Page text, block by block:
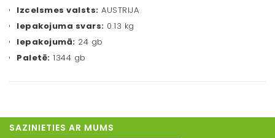
Izcelsmes valsts: AUSTRIJA
Iepakojuma svars: 0.13 kg
Iepakojumā: 24 gb
Paletē: 1344 gb
SAZINIETIES AR MUMS